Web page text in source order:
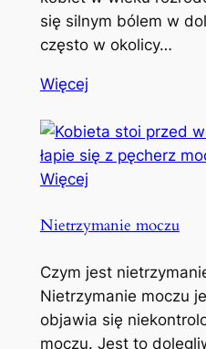
się silnym bólem w
często w okolicy…
Więcej
Więcej
Nietrzymanie moczu
Czym jest
Nietrzymanie moczu
objawia się
moczu. Jest to